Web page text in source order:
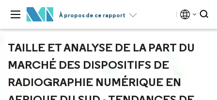
À propos de ce rapport
TAILLE ET ANALYSE DE LA PART DU
MARCHÉ DES DISPOSITIFS DE
RADIOGRAPHIE NUMÉRIQUE EN